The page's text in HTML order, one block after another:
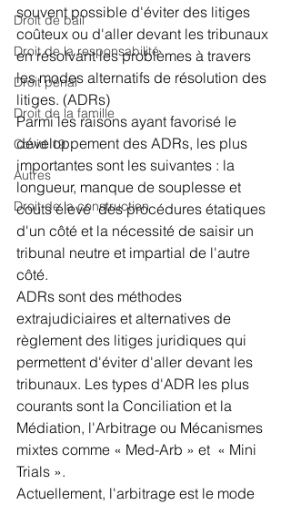
Droit de bail
Droit de la responsabilité
Droit pénal
Droit de la famille
Covid 19
Autres
Droit de la construction
souvent possible d'éviter des litiges
coûteux ou d'aller devant les tribunaux
en résolvant les problèmes à travers
les modes alternatifs de résolution des
litiges. (ADRs)
Parmi les raisons ayant favorisé le
développement des ADRs, les plus
importantes sont les suivantes : la
longueur, manque de souplesse et
couts élevé  des procédures étatiques
d'un côté et la nécessité de saisir un
tribunal neutre et impartial de l'autre
côté.
ADRs sont des méthodes
extrajudiciaires et alternatives de
règlement des litiges juridiques qui
permettent d'éviter d'aller devant les
tribunaux. Les types d'ADR les plus
courants sont la Conciliation et la
Médiation, l'Arbitrage ou Mécanismes
mixtes comme « Med-Arb » et  « Mini
Trials ».
Actuellement, l'arbitrage est le mode